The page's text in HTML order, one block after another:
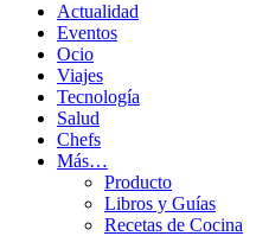
Actualidad
Eventos
Ocio
Viajes
Tecnología
Salud
Chefs
Más…
Producto
Libros y Guías
Recetas de Cocina